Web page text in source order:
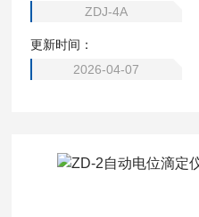
ZDJ-4A
更新时间：
2026-04-07